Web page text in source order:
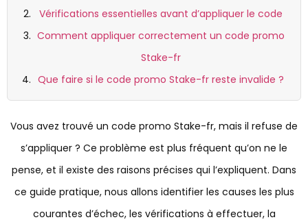
Vérifications essentielles avant d’appliquer le code
Comment appliquer correctement un code promo
Stake-fr
Que faire si le code promo Stake-fr reste invalide ?
Vous avez trouvé un code promo Stake-fr, mais il refuse de
s’appliquer ? Ce problème est plus fréquent qu’on ne le
pense, et il existe des raisons précises qui l’expliquent. Dans
ce guide pratique, nous allons identifier les causes les plus
courantes d’échec, les vérifications à effectuer, la